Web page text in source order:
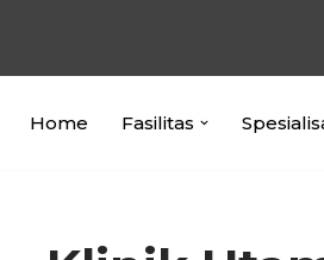
Home Fasilitas